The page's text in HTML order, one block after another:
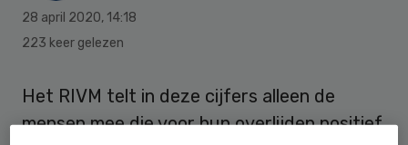
28 april 2020, 14:18
223 keer gelezen
Het RIVM telt in deze cijfers alleen de
mensen mee die voor hun overlijden positief